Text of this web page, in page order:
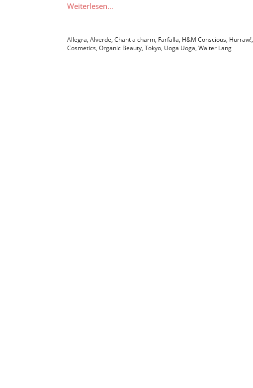
Weiterlesen…
Allegra, Alverde, Chant a charm, Farfalla, H&M Conscious, Hurraw!,
Cosmetics, Organic Beauty, Tokyo, Uoga Uoga, Walter Lang